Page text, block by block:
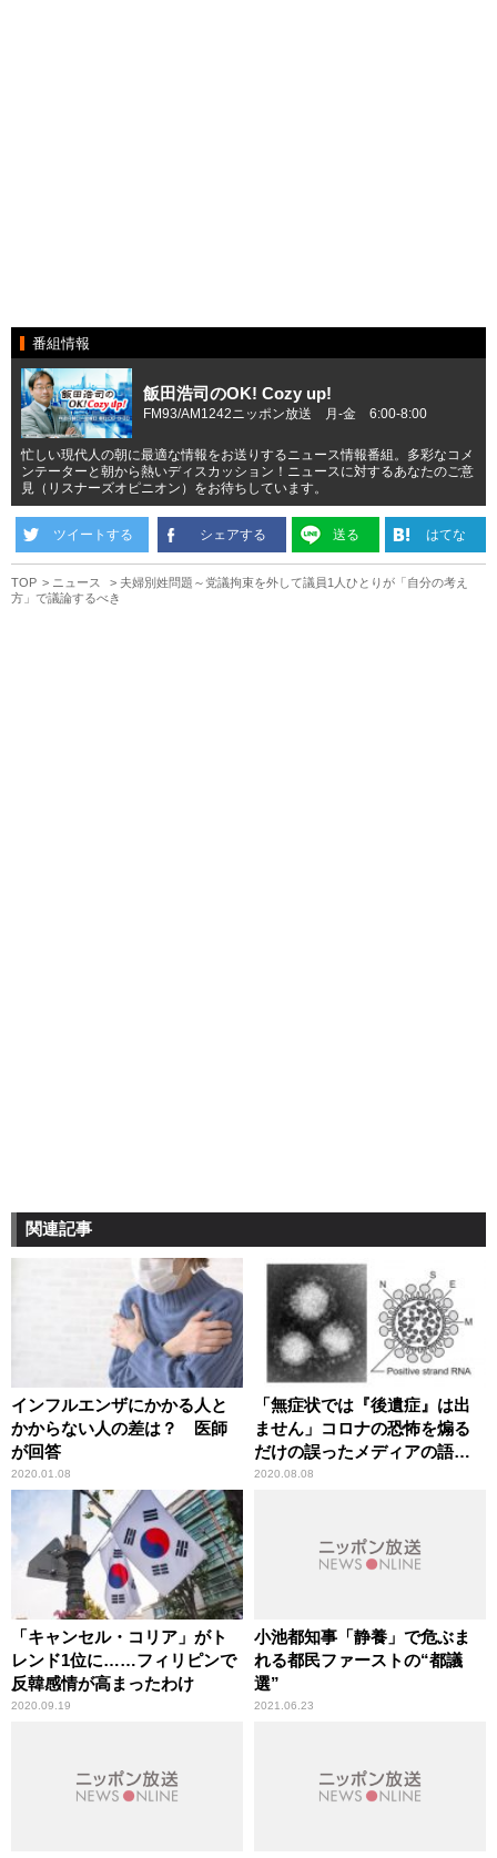
番組情報
飯田浩司のOK! Cozy up!
FM93/AM1242ニッポン放送 月-金 6:00-8:00
忙しい現代人の朝に最適な情報をお送りするニュース情報番組。多彩なコメ
ンテーターと朝から熱いディスカッション！ニュースに対するあなたのご意
見（リスナーズオピニオン）をお待ちしています。
ツイートする シェアする 送る はてな
TOP ニュース
夫婦別姓問題～党議拘束を外して議員1人ひとりが「自分の考え
方」で議論するべき
関連記事
インフルエンザにかかる人と
かからない人の差は？ 医師
が回答
2020.01.08
「無症状では『後遺症』は出
ません」コロナの恐怖を煽る
だけの誤ったメディアの語法
に辛坊治郎が異議
2020.08.08
「キャンセル・コリア」がト
レンド1位に……フィリピンで
反韓感情が高まったわけ
2020.09.19
小池都知事「静養」で危ぶま
れる都民ファーストの“都議
選”
2021.06.23